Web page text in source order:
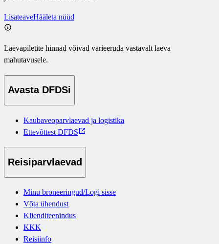
LisateaveHääleta nüüd
Laevapiletite hinnad võivad varieeruda vastavalt laeva
mahutavusele.
Avasta DFDSi
Kaubaveoparvlaevad ja logistika
Ettevõttest DFDS
Reisiparvlaevad
Minu broneeringud/Logi sisse
Võta ühendust
Klienditeenindus
KKK
Reisiinfo